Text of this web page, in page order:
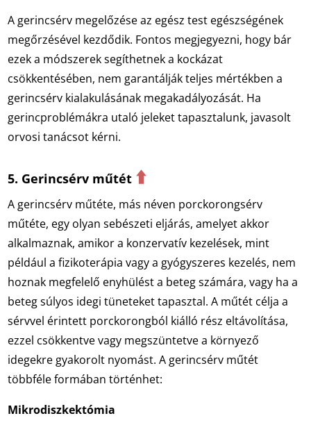
A gerincsérv megelőzése az egész test egészségének
megőrzésével kezdődik. Fontos megjegyezni, hogy bár
ezek a módszerek segíthetnek a kockázat
csökkentésében, nem garantálják teljes mértékben a
gerincsérv kialakulásának megakadályozását. Ha
gerincproblémákra utaló jeleket tapasztalunk, javasolt
orvosi tanácsot kérni.
5. Gerincsérv műtét ⬆️
A gerincsérv műtéte, más néven porckorongsérv
műtéte, egy olyan sebészeti eljárás, amelyet akkor
alkalmaznak, amikor a konzervatív kezelések, mint
például a fizikoterápia vagy a gyógyszeres kezelés, nem
hoznak megfelelő enyhülést a beteg számára, vagy ha a
beteg súlyos idegi tüneteket tapasztal. A műtét célja a
sérvvel érintett porckorongból kiálló rész eltávolítása,
ezzel csökkentve vagy megszüntetve a környező
idegekre gyakorolt nyomást. A gerincsérv műtét
többféle formában történhet:
Mikrodiszkektómia